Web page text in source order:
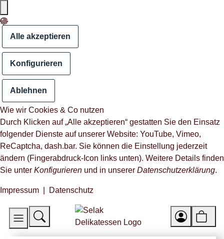
Alle akzeptieren
Konfigurieren
Ablehnen
Wie wir Cookies & Co nutzen
Durch Klicken auf „Alle akzeptieren“ gestatten Sie den Einsatz
folgender Dienste auf unserer Website: YouTube, Vimeo,
ReCaptcha, dash.bar. Sie können die Einstellung jederzeit
ändern (Fingerabdruck-Icon links unten). Weitere Details finden
Sie unter Konfigurieren und in unserer Datenschutzerklärung.
Impressum Datenschutz